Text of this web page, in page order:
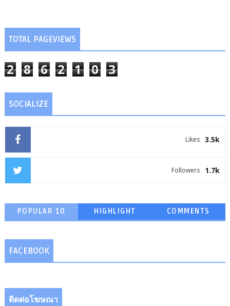
TOTAL PAGEVIEWS
2 8 6 2 1 0 3
SOCIALIZE
3.5k
Likes
1.7k
Followers
POPULAR 10 HIGHLIGHT COMMENTS
FACEBOOK
ติดต่อโฆษณา